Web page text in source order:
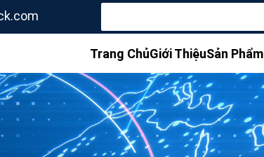
Tìm
cho:
Trang ChủGiới ThiệuSản Phẩm